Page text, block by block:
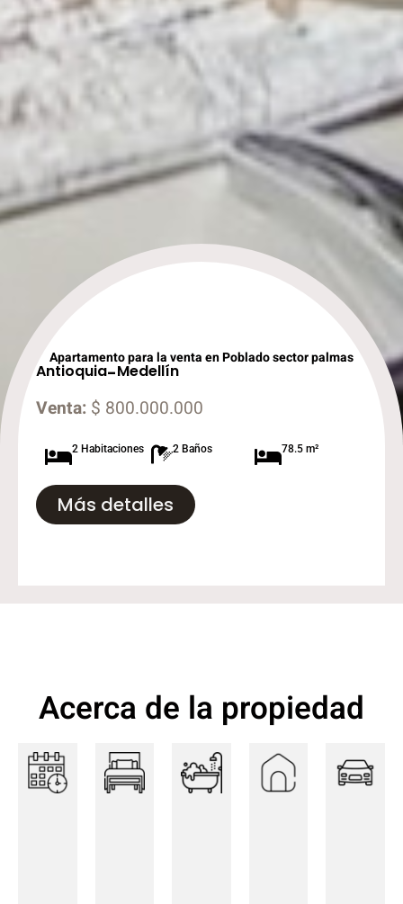
Apartamento para la venta en Poblado sector palmas
Antioquia-Medellín
Venta: $ 800.000.000
2 Habitaciones 2 Baños 78.5 m²
Más detalles
Acerca de la propiedad